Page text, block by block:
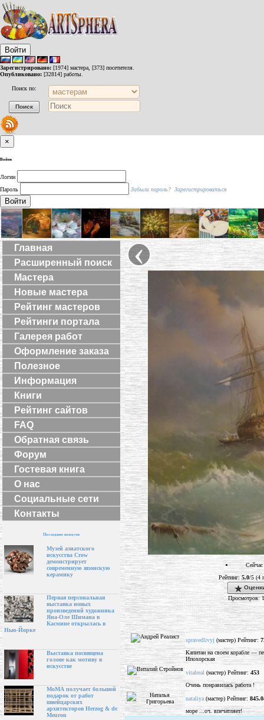
Войти
Зарегистрировано: [1974] мастера, [373] посетителя.
Опубликовано: [32814] работы.
Поиск по:
×
Войти
Логин
Пароль
Забыли пароль? Зарегистрироваться
Войти
Главная
Расширенный поиск
Мастера
Новые мастера
Рейтинг мастеров
Рейтинги портала
Галерея работ
Оформление заказа
Полезное
Информация
Книги
Рейтинг сайтов
FAQ
Обратная связь
Форум
Гостевая книга
О нас
Социальные сети
Контакты
Последние новости
Музей азиатского
искусства Crow
демонстрирует
современную японскую
керамику
Первая персональная
выставка новых
произведений художника
Яна-Оле Шимана в
Касмине открылась в
Нью-Йорке
Выставка посвящена
голове как мотиву в
искусстве
МоМА получает большой
подарок от работ
швейцарских
архитекторов Herzog & de
Meuron
‹
Рейтинг:5.0/5 (4
Просмотров:
spravedlivyj (мастер) Рейтинг:
Капитан на своем корабле —
Ипохорская
vitalreal (мастер) Рейтинг: 453
Очень понравилась работа !
nataliya (мастер) Рейтинг:
море ...оч. впечатляет!